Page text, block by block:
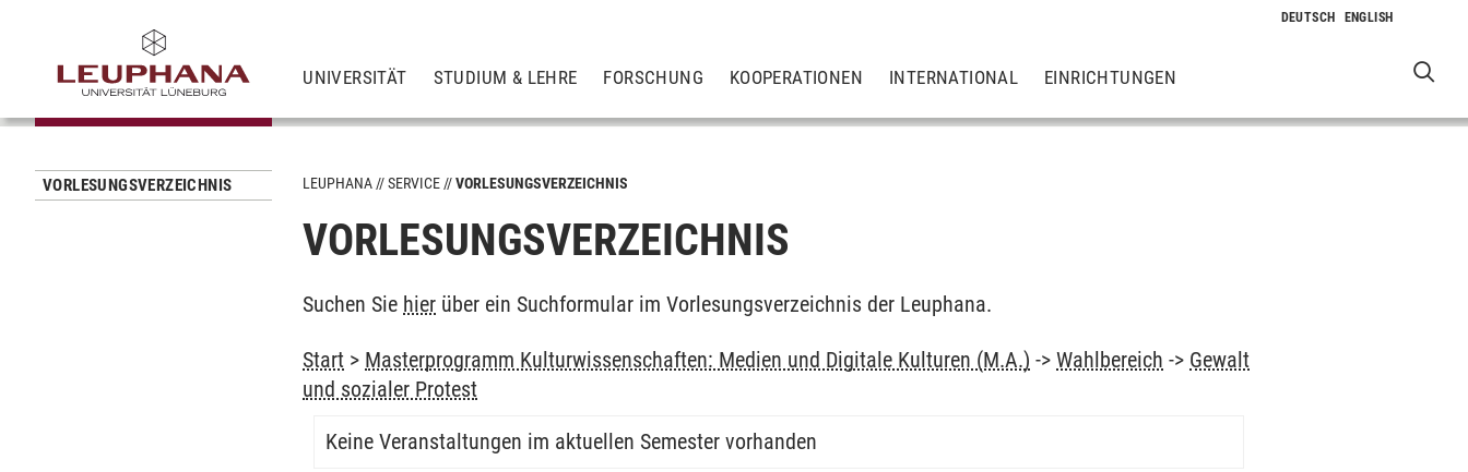
UNIVERSITÄT STUDIUM & LEHRE FORSCHUNG KOOPERATIONEN INTERNATIONAL EINRICHTUNGEN
VORLESUNGSVERZEICHNIS LEUPHANA SERVICE VORLESUNGSVERZEICHNIS
VORLESUNGSVERZEICHNIS
Suchen Sie hier über ein Suchformular im Vorlesungsverzeichnis der Leuphana.
Start > Masterprogramm Kulturwissenschaften: Medien und Digitale Kulturen (M.A.) ->Wahlbereich -> Gewalt
und sozialer Protest
Keine Veranstaltungen im aktuellen Semester vorhanden